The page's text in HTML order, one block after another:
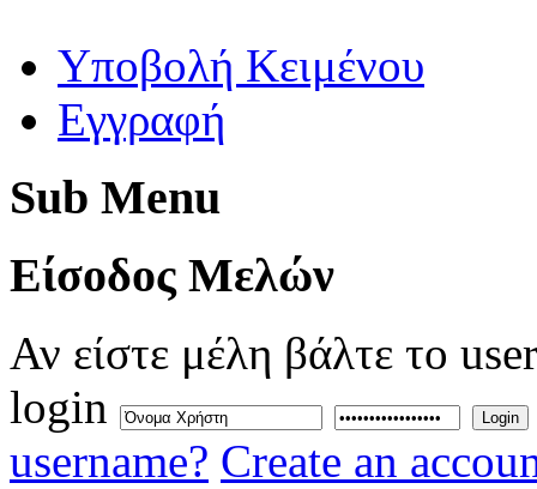
Yποβολή Κειμένου
Εγγραφή
Sub Menu
Eίσοδος Μελών
Αν είστε μέλη βάλτε το
login
Login
username? Create an